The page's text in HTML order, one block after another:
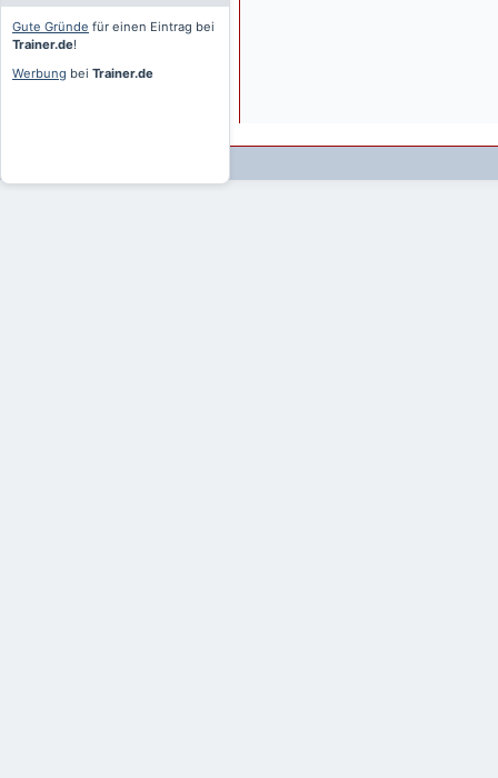
Gute Gründe für einen Eintrag bei
Trainer.de!
Werbung bei Trainer.de